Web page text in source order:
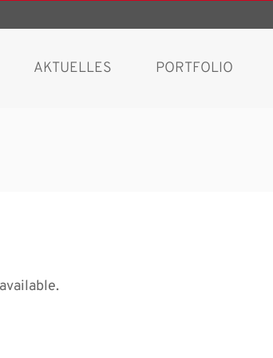
AKTUELLES PORTFOLIO